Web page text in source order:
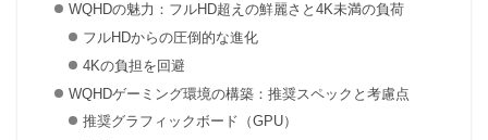
WQHDの魅力：フルHD超えの鮮麗さと4K未満の負荷
フルHDからの圧倒的な進化
4Kの負担を回避
WQHDゲーミング環境の構築：推奨スペックと考慮点
推奨グラフィックボード（GPU）